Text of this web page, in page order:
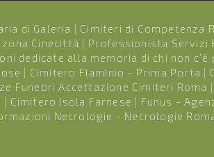
di Galeria | Cimiteri di Competenza
Cinecittà | Professionista Servizi
dedicate alla memoria di chi non c’è
| Cimitero Flaminio - Prima Porta |
Funebri Accettazione Cimiteri Roma |
| Cimitero Isola Farnese | Funus -
Necrologie - Necrologie